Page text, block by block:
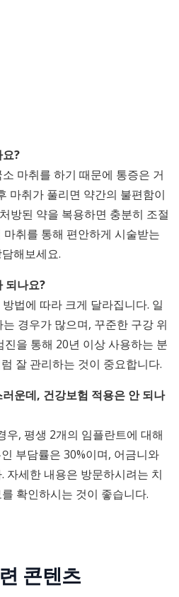
?
마취를 하기 때문에 통증은 거
마취가 풀리면 약간의 불편함이
방된 약을 복용하면 충분히 조절
취를 통해 편안하게 시술받는
해보세요.
되나요?
법에 따라 크게 달라집니다. 일
경우가 많으며, 꾸준한 구강 위
을 통해 20년 이상 사용하는 분
잘 관리하는 것이 중요합니다.
운데, 건강보험 적용은 안 되나
우, 평생 2개의 임플란트에 대해
부담률은 30%이며, 어금니와
자세한 내용은 방문하시려는 치
확인하시는 것이 좋습니다.
콘텐츠